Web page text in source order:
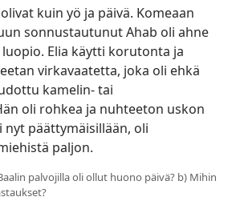
kuin yö ja päivä. Komeaan
sonnustautunut Ahab oli ahne
Elia käytti korutonta ja
virkavaatetta, joka oli ehkä
kamelin- tai
oli rohkea ja nuhteeton uskon
nyt päättymäisillään, oli
paljon.
palvojilla oli ollut huono päivä? b) Mihin